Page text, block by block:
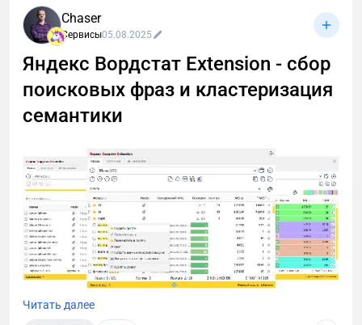
тарифы, сравнение с конкурентами и промокод
DIGITAL на скидку 10%.
Chaser
Сервисы05.08.2025
Яндекс Вордстат Extension - сбор
поисковых фраз и кластеризация
семантики
Всем привет! Меня зовут Симагин Андрей, и я рад
Читать далее